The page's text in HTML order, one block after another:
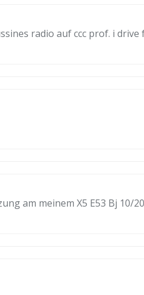
radio auf ccc prof. i
am meinem X5 E53 Bj 10/